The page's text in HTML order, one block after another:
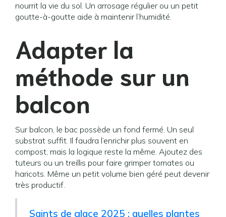
nourrit la vie du sol. Un arrosage régulier ou un petit
goutte-à-goutte aide à maintenir l’humidité.
Adapter la
méthode sur un
balcon
Sur balcon, le bac possède un fond fermé. Un seul
substrat suffit. Il faudra l’enrichir plus souvent en
compost, mais la logique reste la même. Ajoutez des
tuteurs ou un treillis pour faire grimper tomates ou
haricots. Même un petit volume bien géré peut devenir
très productif.
Saints de glace 2025 : quelles plantes